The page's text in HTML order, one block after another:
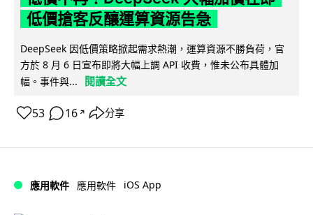
低價搶客反釀運算資源告急
DeepSeek 因低價策略掀起需求熱潮，運算資源不勝負荷，官
方於 8 月 6 日宣布即將大幅上調 API 收費，惟未公布具體加
幅。事件與...
閱讀全文
53 16 ↗ 分享
應用軟件 應用軟件 iOS App